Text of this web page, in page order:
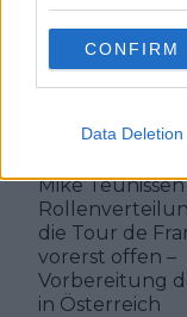
CONFIRM
Data Deletion
Klatscht 0
Mike
die Tour de
vorerst offen –
Vorbereitung
in Österreich